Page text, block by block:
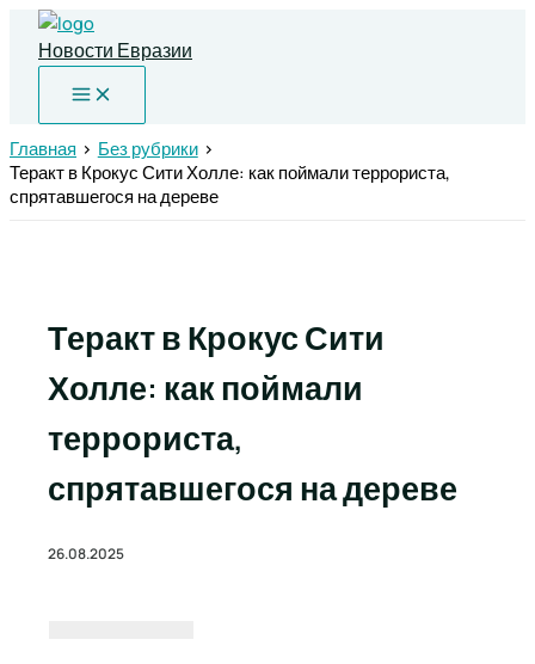
Перейти
содержимому
Новости Евразии
Главная
Без рубрики
Теракт в Крокус Сити Холле: как поймали террориста,
спрятавшегося на дереве
Теракт в Крокус Сити
Холле: как поймали
террориста,
спрятавшегося на дереве
26.08.2025